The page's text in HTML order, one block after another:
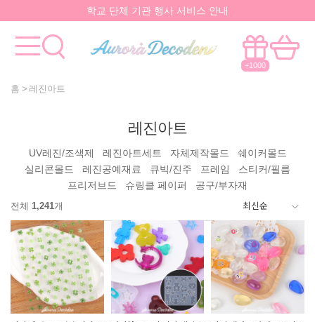
학교 단체 기관 행사 서비스 안내
모든걸 한곳에서!국내유일 원스톱 제작서비스
+1000
홈 레진아트
레진아트
UV레진/조색제 레진아트세트 자체제작몰드
쉐이커몰드
실리콘몰드
레진공예재료 큐빅/진주 프레임
스티커/필름
프리저브드
슈링클 페이퍼 공구/부자재
전체 1,241개